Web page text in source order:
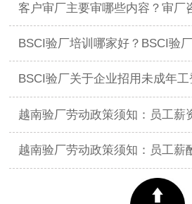
客户审厂主要审哪些内容？审厂
BSCI验厂培训哪家好？BSCI验
BSCI验厂关于企业招用未成年
越南验厂劳动政策须知：员工薪资怎么支付？关
越南验厂劳动政策须知：员工薪酬怎么算？